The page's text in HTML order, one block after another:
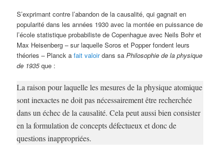
S’exprimant contre l’abandon de la causalité, qui gagnait en
popularité dans les années 1930 avec la montée en puissance de
l’école statistique probabiliste de Copenhague avec Neils Bohr et
Max Heisenberg – sur laquelle Soros et Popper fondent leurs
théories – Planck afait valoirdans saPhilosophie de la physique
de 1935que :
La raison pour laquelle les mesures de la physique atomique
sont inexactes ne doit pas nécessairement être recherchée
dans un échec de la causalité. Cela peut aussi bien consister
en la formulation de concepts défectueux et donc de
questions inappropriées.